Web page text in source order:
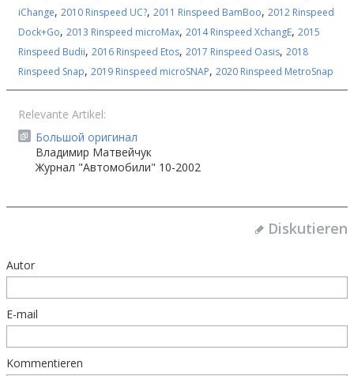
iChange, 2010 Rinspeed UC?, 2011 Rinspeed BamBoo, 2012 Rinspeed
Dock+Go, 2013 Rinspeed microMax, 2014 Rinspeed XchangE, 2015
Rinspeed Budii, 2016 Rinspeed Etos, 2017 Rinspeed Oasis, 2018
Rinspeed Snap, 2019 Rinspeed microSNAP, 2020 Rinspeed MetroSnap
Relevante Artikel:
Большой оригинал
Владимир Матвейчук
Журнал "Автомобили" 10-2002
Diskutieren
Autor
E-mail
Kommentieren